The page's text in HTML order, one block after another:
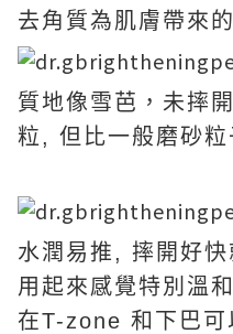
去角質為肌膚帶來
質地像雪芭，未摔
粒, 但比一般磨砂粒
水潤易推, 摔開好
用起來感覺特別溫
在T-zone 和下巴